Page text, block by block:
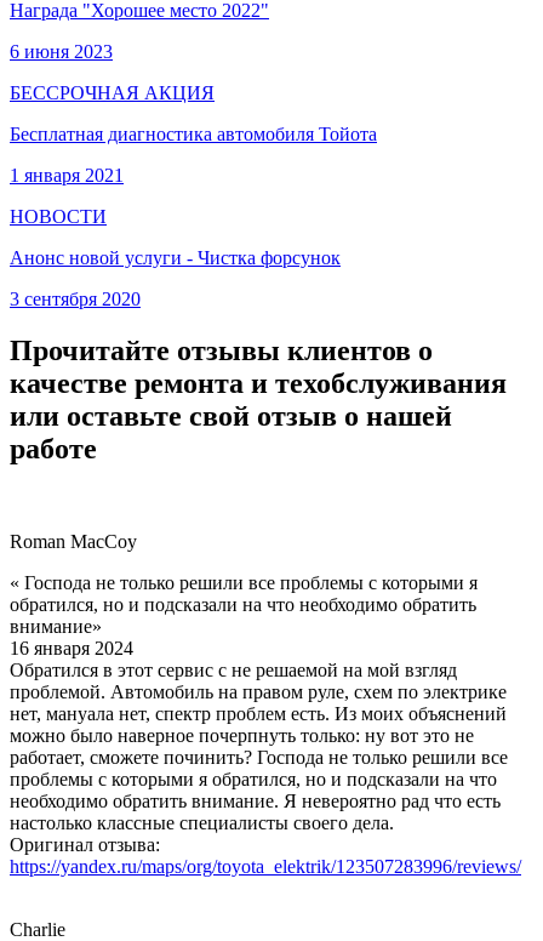
Награда "Хорошее место 2022"
6 июня 2023
БЕССРОЧНАЯ АКЦИЯ
Бесплатная диагностика автомобиля Тойота
1 января 2021
НОВОСТИ
Анонс новой услуги - Чистка форсунок
3 сентября 2020
Прочитайте отзывы клиентов о
качестве ремонта и техобслуживания
или оставьте свой отзыв о нашей
работе
Roman MacCoy
« Господа не только решили все проблемы с которыми я
обратился, но и подсказали на что необходимо обратить
внимание»
16 января 2024
Обратился в этот сервис с не решаемой на мой взгляд
проблемой. Автомобиль на правом руле, схем по электрике
нет, мануала нет, спектр проблем есть. Из моих объяснений
можно было наверное почерпнуть только: ну вот это не
работает, сможете починить? Господа не только решили все
проблемы с которыми я обратился, но и подсказали на что
необходимо обратить внимание. Я невероятно рад что есть
настолько классные специалисты своего дела.
Оригинал отзыва:
https://yandex.ru/maps/org/toyota_elektrik/123507283996/reviews/
Charlie